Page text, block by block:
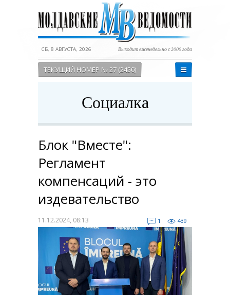
СБ, 8 АВГУСТА, 2026 Выходит еженедельно с 2000 года
ТЕКУЩИЙ НОМЕР № 27 (2450)
Социалка
Блок "Вместе":
Регламент
компенсаций - это
издевательство
11.12.2024, 08:13 1 439